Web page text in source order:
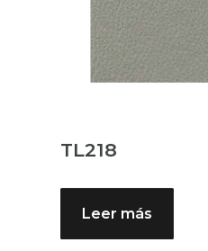
TL218
Leer más